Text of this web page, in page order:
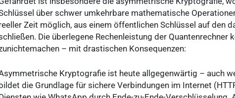
über schwer umkehrbare mathematische
Zeit möglich, aus einem öffentlichen Schlüssel auf den
Die überlegene Rechenleistung der
– mit drastischen Konsequenzen:
Kryptografie ist heute allgegenwärtig – auch
die Grundlage für sichere Verbindungen im Internet